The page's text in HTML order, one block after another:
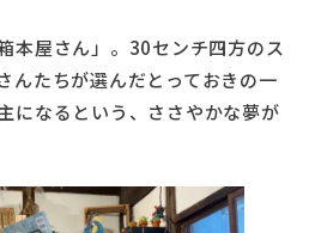
本屋さん」。30センチ四方のス
んたちが選んだとっておきの一
になるという、ささやかな夢が